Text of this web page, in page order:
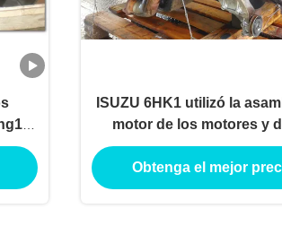
ISUZU 6HK1 utilizó la
motor de los motores y
transmisiones Isuzu
importado
Obtenga el mejor